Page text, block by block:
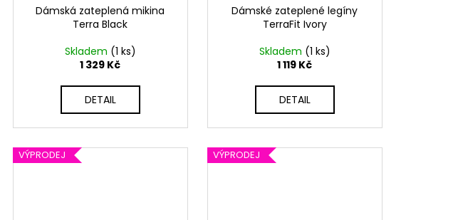
Dámská zateplená mikina
Terra Black
Skladem (1 ks)
1 329 Kč
DETAIL
Dámské zateplené legíny
TerraFit Ivory
Skladem (1 ks)
1 119 Kč
DETAIL
VÝPRODEJ VÝPRODEJ